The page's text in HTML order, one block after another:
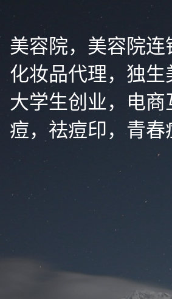
美容院，美容院
化妆品代理，独生
大学生创业，电
痘，祛痘印，青